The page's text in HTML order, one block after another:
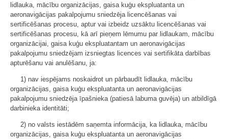
lidlauka, mācību organizācijas, gaisa kuģu ekspluatanta un
aeronavigācijas pakalpojumu sniedzēja licencēšanas vai
sertificēšanas procesu, aptur vai izbeidz uzsāktu licencēšanas vai
sertificēšanas procesu, kā arī pieņem lēmumu par lidlaukam, mācību
organizācijai, gaisa kuģu ekspluatantam un aeronavigācijas
pakalpojumu sniedzējam izsniegtas licences vai sertifikāta darbības
apturēšanu vai anulēšanu, ja:
1) nav iespējams noskaidrot un pārbaudīt lidlauka, mācību
organizācijas, gaisa kuģu ekspluatanta un aeronavigācijas
pakalpojumu sniedzēja īpašnieka (patiesā labuma guvēja) un atbildīgā
darbinieka identitāti;
2) no valsts iestādēm saņemta informācija, ka lidlauka, mācību
organizācijas, gaisa kuģu ekspluatanta un aeronavigācijas